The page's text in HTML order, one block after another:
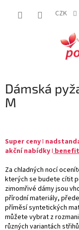
CZK
Dámská
M
Super cenyI
akční nabídkyI
Za chladných nocí
kterých se budete cítit
zimomřivé dámy jsou
přírodní materiály,
příměsí syntetických
můžete vybrat z
různých variantách